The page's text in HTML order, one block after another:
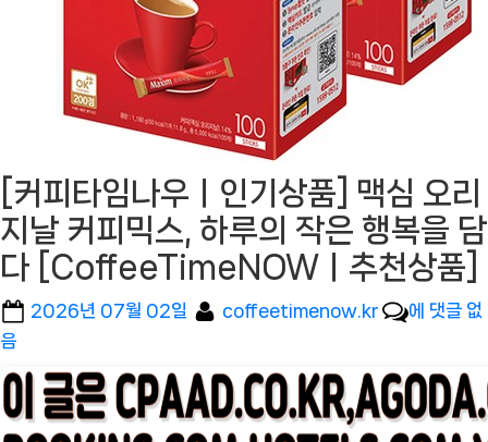
[커피타임나우ㅣ인기상품] 맥심 오리
지날 커피믹스, 하루의 작은 행복을 담
다 [CoffeeTimeNOWㅣ추천상품]
Posted
2026년 07월 02일 By
coffeetimenow.kr
[커
타
임
나
에 댓글 없
음